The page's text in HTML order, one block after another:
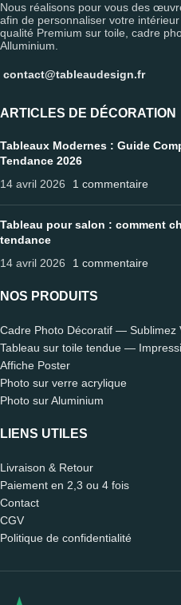
Nous réalisons pour vous des
afin de personnaliser votre
qualité Premium sur toile, cadre
Alluminium.
contact@tableaudesign.fr
ARTICLES DE DÉCORATION
Tableaux Modernes : Guide
Tendance 2026
14 avril 2026
1 commentaire
Tableau pour salon : comment
tendance
14 avril 2026
1 commentaire
NOS PRODUITS
Cadre Photo Décoratif — Sublimez
Tableau sur toile tendue —
Affiche Poster
Photo sur verre acrylique
Photo sur Aluminium
LIENS UTILES
Livraison & Retour
Paiement en 2,3 ou 4 fois
Contact
CGV
Politique de confidentialité